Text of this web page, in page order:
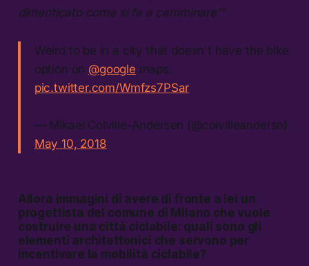
dimenticato come si fa a camminare’”
Weird to be in a city that doesn't have the bike
option on @google maps.
pic.twitter.com/Wmfzs7PSar
— Mikael Colville-Andersen (@colvilleandersn)
May 10, 2018
Allora immagini di avere di fronte a lei un
progettista del comune di Milano che vuole
costruire una città ciclabile: quali sono gli
elementi architettonici che servono per
incentivare la mobilità ciclabile?